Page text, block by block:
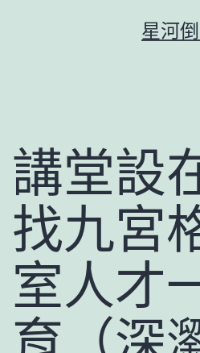
星河
講堂設
找九宮
室人才